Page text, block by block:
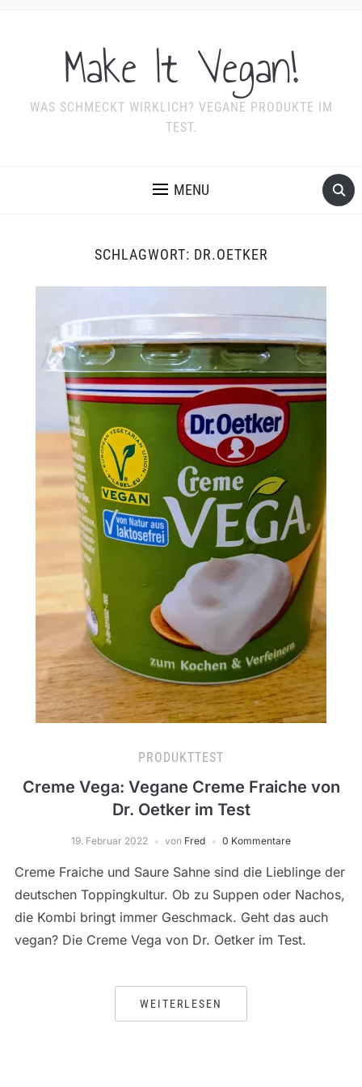
Make It Vegan!
WAS SCHMECKT WIRKLICH? VEGANE PRODUKTE IM
TEST.
MENU
SCHLAGWORT: DR.OETKER
PRODUKTTEST
Creme Vega: Vegane Creme Fraiche von
Dr. Oetker im Test
19. Februar 2022 von Fred 0 Kommentare
Creme Fraiche und Saure Sahne sind die Lieblinge der
deutschen Toppingkultur. Ob zu Suppen oder Nachos,
die Kombi bringt immer Geschmack. Geht das auch
vegan? Die Creme Vega von Dr. Oetker im Test.
WEITERLESEN